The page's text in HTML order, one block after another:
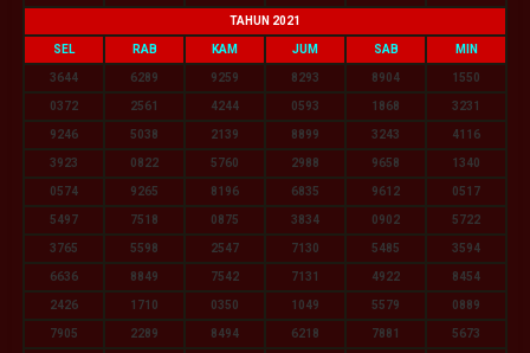
TAHUN 2021
SEL RAB KAM JUM SAB MIN
3644 6289 9259 8293 8904 1550
0372 2561 4244 0593 1868 3231
9246 5038 2139 8899 3243 4116
3923 0822 5760 2988 9658 1340
0574 9265 8196 6835 9612 0517
5497 7518 0875 3834 0902 5722
3765 5598 2547 7130 5485 3594
6636 8849 7542 7131 4922 8454
2426 1710 0350 1049 5579 0889
7905 2289 8494 6218 7881 5673